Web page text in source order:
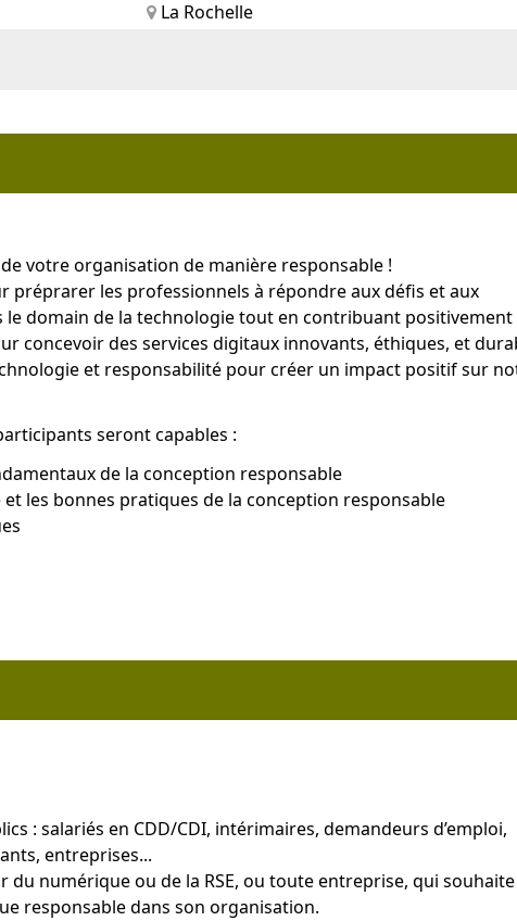
La Rochelle
votre organisation de manière responsable !
préprarer les professionnels à répondre aux défis et aux
domain de la technologie tout en contribuant positivement
concevoir des services digitaux innovants, éthiques, et
et responsabilité pour créer un impact positif sur
seront capables :
de la conception responsable
les bonnes pratiques de la conception responsable
: salariés en CDD/CDI, intérimaires, demandeurs d’emploi,
entreprises...
du numérique ou de la RSE, ou toute entreprise, qui souhaite
responsable dans son organisation.